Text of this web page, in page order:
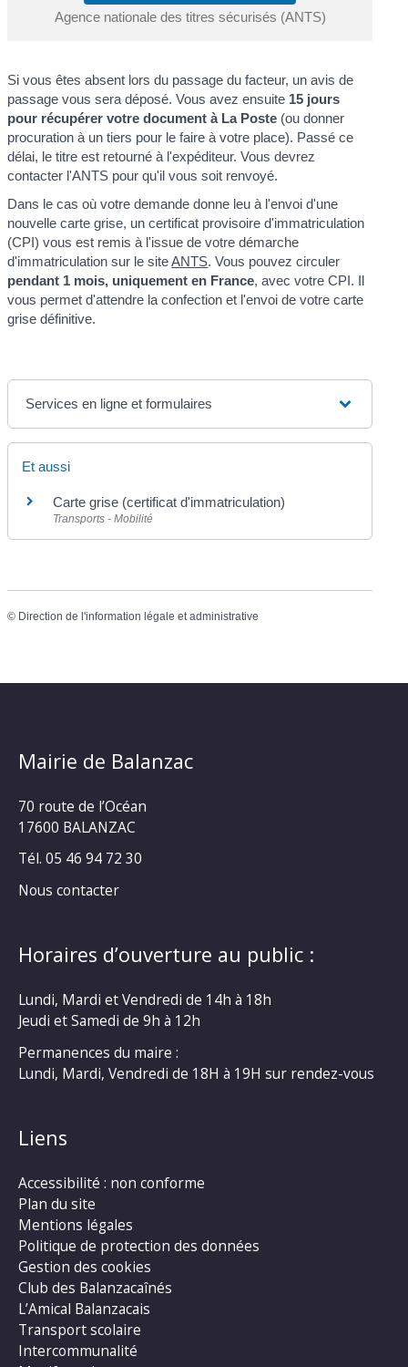
Agence nationale des titres sécurisés (ANTS)
Si vous êtes absent lors du passage du facteur, un avis de
passage vous sera déposé. Vous avez ensuite 15 jours
pour récupérer votre document à La Poste (ou donner
procuration à un tiers pour le faire à votre place). Passé ce
délai, le titre est retourné à l'expéditeur. Vous devrez
contacter l'ANTS pour qu'il vous soit renvoyé.
Dans le cas où votre demande donne leu à l'envoi d'une
nouvelle carte grise, un certificat provisoire d'immatriculation
(CPI) vous est remis à l'issue de votre démarche
d'immatriculation sur le siteANTS. Vous pouvez circuler
pendant 1 mois, uniquement en France, avec votre CPI. Il
vous permet d'attendre la confection et l'envoi de votre carte
grise définitive.
Services en ligne et formulaires
Et aussi
Carte grise (certificat d'immatriculation)
Transports - Mobilité
© Direction de l'information légale et administrative
Mairie de Balanzac
70 route de l’Océan
17600 BALANZAC
Tél. 05 46 94 72 30
Nous contacter
Horaires d’ouverture au public :
Lundi, Mardi et Vendredi de 14h à 18h
Jeudi et Samedi de 9h à 12h
Permanences du maire :
Lundi, Mardi, Vendredi de 18H à 19H sur rendez-vous
Liens
Accessibilité : non conforme
Plan du site
Mentions légales
Politique de protection des données
Gestion des cookies
Club des Balanzacaînés
L’Amical Balanzacais
Transport scolaire
Intercommunalité